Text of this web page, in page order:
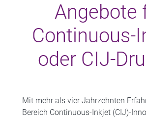
Angebote
Continuous-
oder CIJ-
Mit mehr als vier Jahrzehnten
Bereich Continuous-Inkjet (CIJ)-